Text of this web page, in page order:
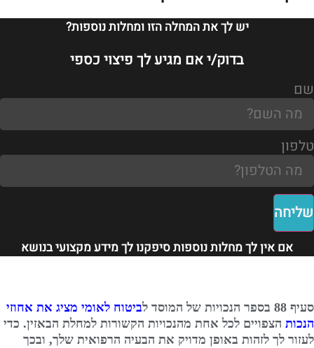
יש לך את המחלה הזו ומחלות נוספות?
בדוק/י אם מגיע לך פיצוי כספי
שם
טלפון
שליחה
אם אין לך מחלות נוספות סיפקנו לך מידע מקצועי בנושא
סעיף 88 בספר הנכויות של המוסד ל
ביטוח לאומי מציג את אחוזי
הנכות הצפויים לכל אחת מהנכויות הקשורות למחלת הבאזין. כדי
לעזור לך לזהות באופן מדויק את הבעיה הרפואית שלך, ובכך